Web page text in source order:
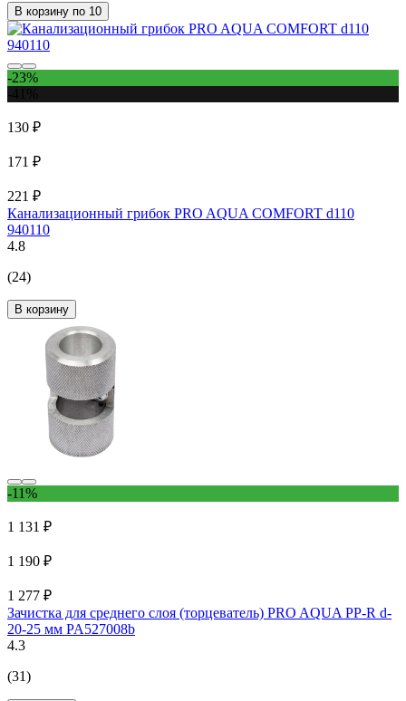
В корзину по 10
-23%
130 ₽
171 ₽
221 ₽
Канализационный грибок PRO AQUA COMFORT d110
940110
4.8
(24)
В корзину
-11%
1 131 ₽
1 190 ₽
1 277 ₽
Зачистка для среднего слоя (торцеватель) PRO AQUA PP-R d-
20-25 мм PA527008b
4.3
(31)